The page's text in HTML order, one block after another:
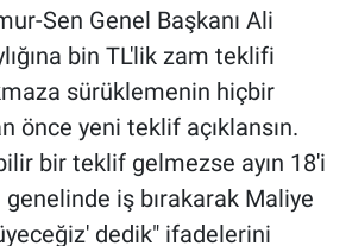
Sen Genel Başkanı Ali
bin TL'lik zam teklifi
sürüklemenin hiçbir
önce yeni teklif açıklansın.
bir teklif gelmezse ayın 18'i
genelinde iş bırakarak Maliye
dedik" ifadelerini